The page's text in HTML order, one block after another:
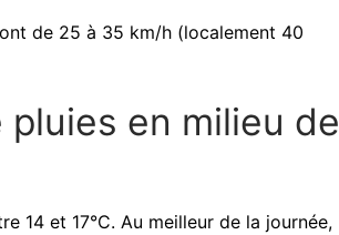
de 25 à 35 km/h (localement 40
pluies en milieu de
14 et 17°C. Au meilleur de la journée,